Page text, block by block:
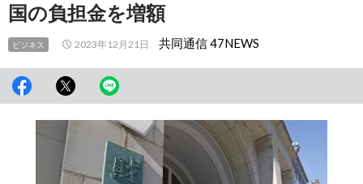
国の負担金を増額
ビジネス 2023年12月21日 共同通信 47NEWS